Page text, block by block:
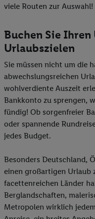
viele Routen zur Auswahl!
Buchen Sie
Urlaubszielen
Sie müssen nicht um die
abwechslungsreichen
wohlverdiente Auszeit
Bankkonto zu sprengen,
fündig! Ob sorgenfreier
oder spannende
jedes Budget.
Besonders Deutschland,
einen großartigen Urlaub
facettenreichen Länder
Berglandschaften,
Metropolen wirklich